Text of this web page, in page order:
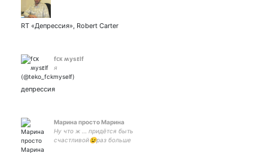
RT «Депрессия», Robert Carter
fᴄᴋ ʍysᴇlf
я
депрессия
Марина просто Марина
Ну что ж … придётся быть
счастливой😉раз больше